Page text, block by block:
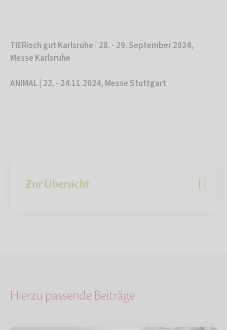
TIERisch gut Karlsruhe | 28. - 29. September 2024,
Messe Karlsruhe
ANIMAL | 22. - 24.11.2024, Messe Stuttgart
Zur Übersicht
Hierzu passende Beiträge